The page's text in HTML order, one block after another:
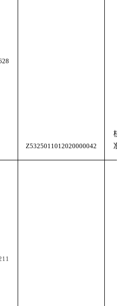
Z5325011012020000042
核
准